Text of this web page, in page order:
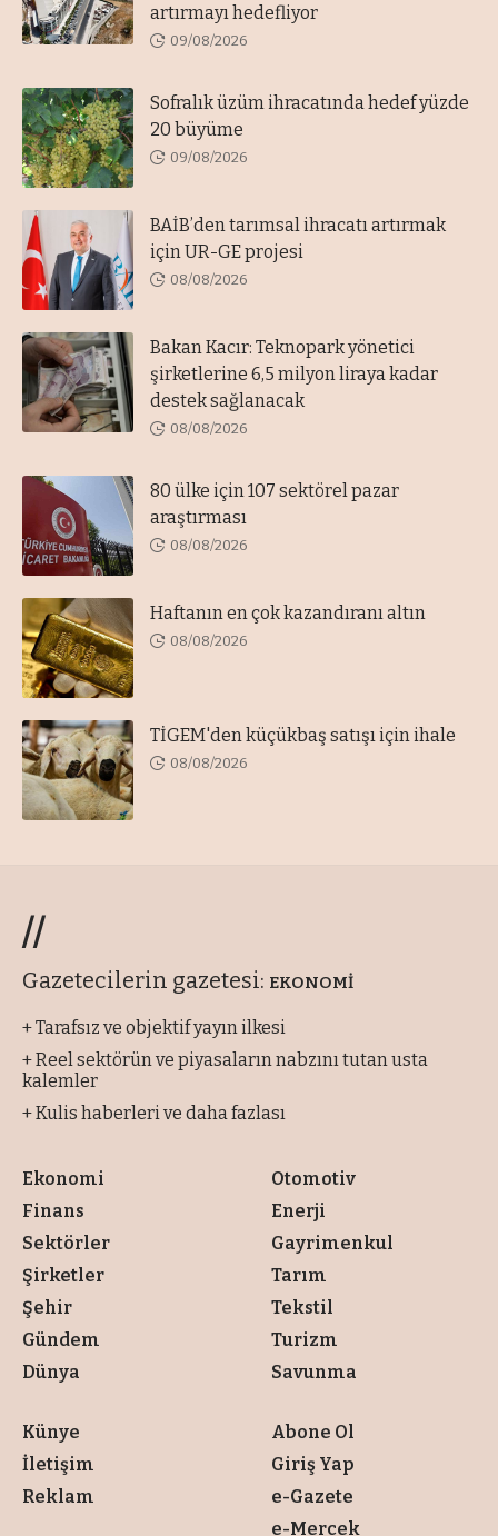
artırmayı hedefliyor
09/08/2026
Sofralık üzüm ihracatında hedef yüzde
20 büyüme
09/08/2026
BAİB’den tarımsal ihracatı artırmak
için UR-GE projesi
08/08/2026
Bakan Kacır: Teknopark yönetici
şirketlerine 6,5 milyon liraya kadar
destek sağlanacak
08/08/2026
80 ülke için 107 sektörel pazar
araştırması
08/08/2026
Haftanın en çok kazandıranı altın
08/08/2026
TİGEM'den küçükbaş satışı için ihale
08/08/2026
//
Gazetecilerin gazetesi: EKONOMİ
+ Tarafsız ve objektif yayın ilkesi
+ Reel sektörün ve piyasaların nabzını tutan usta
kalemler
+ Kulis haberleri ve daha fazlası
Ekonomi
Finans
Sektörler
Şirketler
Şehir
Gündem
Dünya
Otomotiv
Enerji
Gayrimenkul
Tarım
Tekstil
Turizm
Savunma
Künye
İletişim
Reklam
Abone Ol
Giriş Yap
e-Gazete
e-Mercek